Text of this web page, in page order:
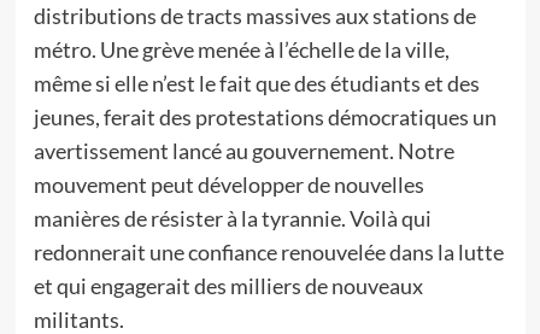
distributions de tracts massives aux stations de
métro. Une grève menée à l’échelle de la ville,
même si elle n’est le fait que des étudiants et des
jeunes, ferait des protestations démocratiques un
avertissement lancé au gouvernement. Notre
mouvement peut développer de nouvelles
manières de résister à la tyrannie. Voilà qui
redonnerait une confiance renouvelée dans la lutte
et qui engagerait des milliers de nouveaux
militants.